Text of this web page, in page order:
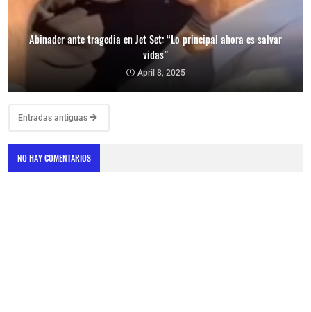
Abinader ante tragedia en Jet Set: “Lo principal ahora es salvar
vidas”
April 8, 2025
Entradas antiguas
NO HAY COMENTARIOS